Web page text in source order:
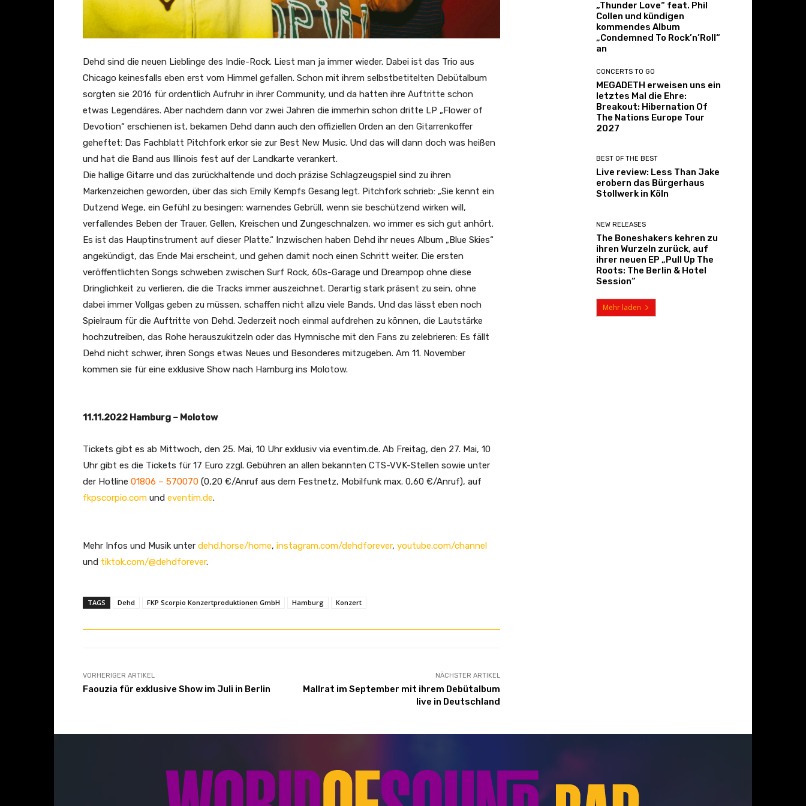
Dehd sind die neuen Lieblinge des Indie-Rock. Liest man ja immer wieder. Dabei ist das Trio aus
Chicago keinesfalls eben erst vom Himmel gefallen. Schon mit ihrem selbstbetitelten Debütalbum
sorgten sie 2016 für ordentlich Aufruhr in ihrer Community, und da hatten ihre Auftritte schon
etwas Legendäres. Aber nachdem dann vor zwei Jahren die immerhin schon dritte LP „Flower of
Devotion“ erschienen ist, bekamen Dehd dann auch den offiziellen Orden an den Gitarrenkoffer
geheftet: Das Fachblatt Pitchfork erkor sie zur Best New Music. Und das will dann doch was heißen
und hat die Band aus Illinois fest auf der Landkarte verankert.
Die hallige Gitarre und das zurückhaltende und doch präzise Schlagzeugspiel sind zu ihren
Markenzeichen geworden, über das sich Emily Kempfs Gesang legt. Pitchfork schrieb: „Sie kennt ein
Dutzend Wege, ein Gefühl zu besingen: warnendes Gebrüll, wenn sie beschützend wirken will,
verfallendes Beben der Trauer, Gellen, Kreischen und Zungeschnalzen, wo immer es sich gut anhört.
Es ist das Hauptinstrument auf dieser Platte.“ Inzwischen haben Dehd ihr neues Album „Blue Skies“
angekündigt, das Ende Mai erscheint, und gehen damit noch einen Schritt weiter. Die ersten
veröffentlichten Songs schweben zwischen Surf Rock, 60s-Garage und Dreampop ohne diese
Dringlichkeit zu verlieren, die die Tracks immer auszeichnet. Derartig stark präsent zu sein, ohne
dabei immer Vollgas geben zu müssen, schaffen nicht allzu viele Bands. Und das lässt eben noch
Spielraum für die Auftritte von Dehd. Jederzeit noch einmal aufdrehen zu können, die Lautstärke
hochzutreiben, das Rohe herauszukitzeln oder das Hymnische mit den Fans zu zelebrieren: Es fällt
Dehd nicht schwer, ihren Songs etwas Neues und Besonderes mitzugeben. Am 11. November
kommen sie für eine exklusive Show nach Hamburg ins Molotow.
11.11.2022 Hamburg – Molotow
Tickets gibt es ab Mittwoch, den 25. Mai, 10 Uhr exklusiv via eventim.de. Ab Freitag, den 27. Mai, 10
Uhr gibt es die Tickets für 17 Euro zzgl. Gebühren an allen bekannten CTS-VVK-Stellen sowie unter
der Hotline 01806 – 570070 (0,20 €/Anruf aus dem Festnetz, Mobilfunk max. 0,60 €/Anruf), auf
fkpscorpio.com und eventim.de.
Mehr Infos und Musik unter dehd.horse/home, instagram.com/dehdforever, youtube.com/channel
und tiktok.com/@dehdforever.
TAGS Dehd FKP Scorpio Konzertproduktionen GmbH Hamburg Konzert
VORHERIGER ARTIKEL
Faouzia für exklusive Show im Juli in Berlin
NÄCHSTER ARTIKEL
Mallrat im September mit ihrem Debütalbum
live in Deutschland
„Thunder Love“ feat. Phil
Collen und kündigen
kommendes Album
„Condemned To Rock’n’Roll“
an
CONCERTS TO GO
MEGADETH erweisen uns ein
letztes Mal die Ehre:
Breakout: Hibernation Of
The Nations Europe Tour
2027
BEST OF THE BEST
Live review: Less Than Jake
erobern das Bürgerhaus
Stollwerk in Köln
NEW RELEASES
The Boneshakers kehren zu
ihren Wurzeln zurück, auf
ihrer neuen EP „Pull Up The
Roots: The Berlin & Hotel
Session“
Mehr laden